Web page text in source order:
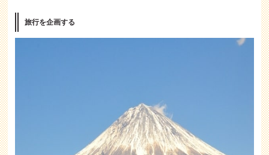
旅行を企画する